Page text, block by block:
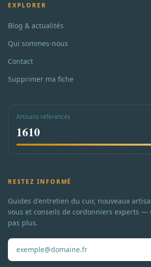
EXPLORER
Blog & actualités
Qui sommes-nous
Contact
Supprimer ma fiche
Artisans référencés
1610
RESTEZ INFORMÉ
Guides d'entretien du cuir, nouveaux
vous et conseils de cordonniers experts —
pas plus.